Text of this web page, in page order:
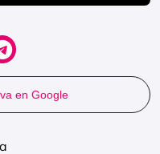
en Google